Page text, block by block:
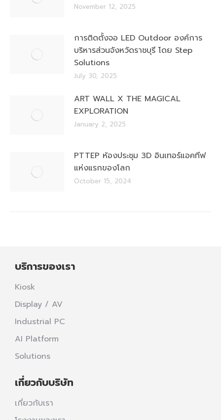
November 12, 2025
การติดตั้งจอ LED Outdoor องค์การ
บริหารส่วนจังหวัดราชบุรี โดย Step
Solutions
July 30, 2025
ART WALL X THE MAGICAL
EXPLORATION
January 2, 2025
PTTEP ห้องประชุม 3D อินเทอร์แอคทีฟ
แห่งแรกของโลก
October 15, 2024
บริการของเรา
Kiosk
Display / AV
Industrial PC
AI Platform
Solutions
เกี่ยวกับบริษัท
เกี่ยวกับเรา